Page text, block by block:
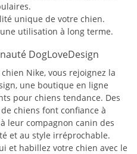
unique de votre chien.
utilisation à long terme.
DogLoveDesign
Nike, vous rejoignez la
une boutique en ligne
pour chiens tendance. Des
chiens font confiance à
leur compagnon canin des
et au style irréprochable.
et habillez votre chien avec le